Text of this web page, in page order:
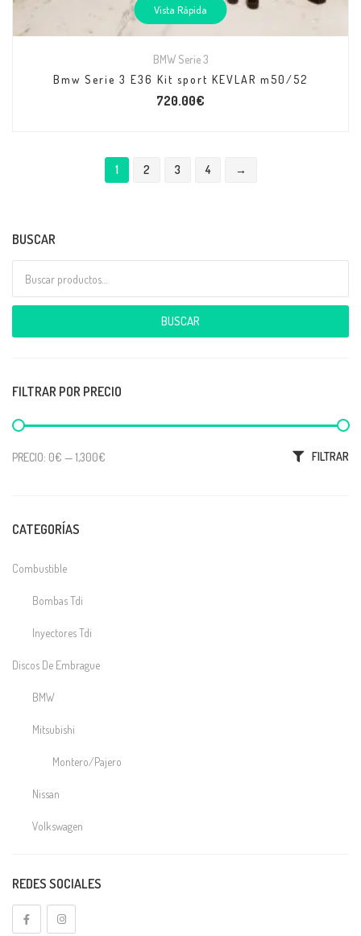
Vista Rápida
BMW Serie 3
Bmw Serie 3 E36 Kit sport KEVLAR m50/52
720.00€
1 2 3 4 →
BUSCAR
BUSCAR
FILTRAR POR PRECIO
Precio mínimo
Precio máximo FILTRAR
PRECIO: 0€ —1,300€
CATEGORÍAS
Combustible
Bombas Tdi
Inyectores Tdi
Discos De Embrague
BMW
Mitsubishi
Montero/Pajero
Nissan
Volkswagen
TDI
Embragues
REDES SOCIALES